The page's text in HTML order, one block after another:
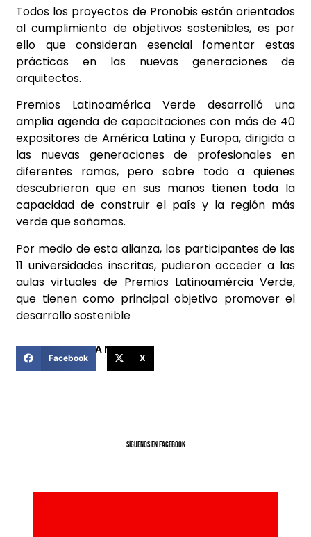
Todos los proyectos de Pronobis están orientados
al cumplimiento de objetivos sostenibles, es por
ello que consideran esencial fomentar estas
prácticas en las nuevas generaciones de
arquitectos.
Premios Latinoamérica Verde desarrolló una
amplia agenda de capacitaciones con más de 40
expositores de América Latina y Europa, dirigida a
las nuevas generaciones de profesionales en
diferentes ramas, pero sobre todo a quienes
descubrieron que en sus manos tienen toda la
capacidad de construir el país y la región más
verde que soñamos.
Por medio de esta alianza, los participantes de las
11 universidades inscritas, pudieron acceder a las
aulas virtuales de Premios Latinoamércia Verde,
que tienen como principal objetivo promover el
desarrollo sostenible
COMPARTIR ESTA NOTICIA
Facebook X
SíGUENOS EN FACEBOOK